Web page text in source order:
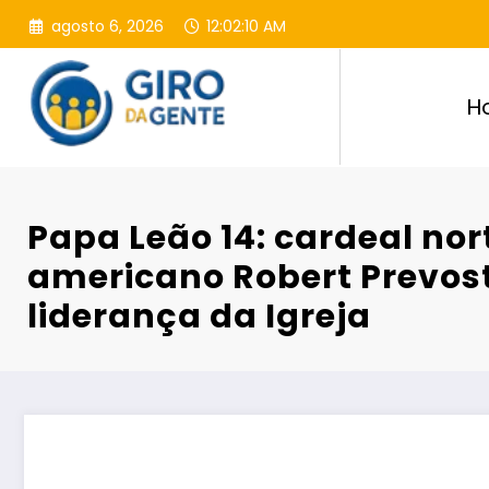
Pular
para
conteúdo
agosto 6, 2026 12:02:11 AM
Papa Leão 14: cardeal
americano Robert
liderança da Igreja